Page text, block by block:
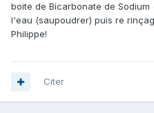
boite de Bicarbonate de
l'eau (saupoudrer) puis re
Philippe!
Citer